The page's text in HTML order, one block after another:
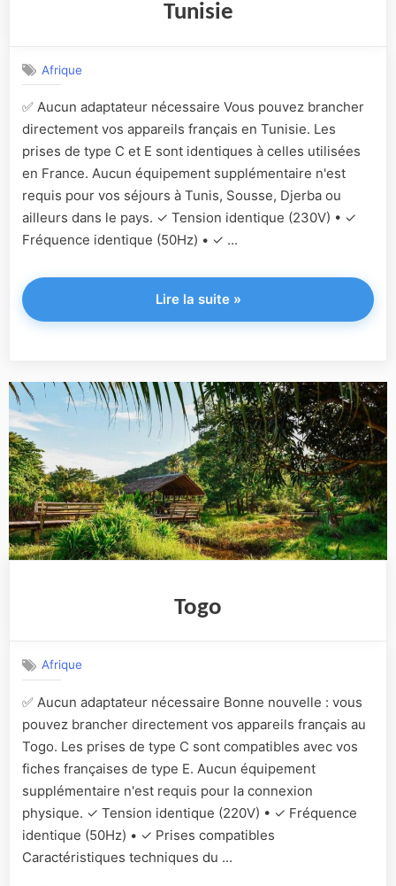
Tunisie
Afrique
✅ Aucun adaptateur nécessaire Vous pouvez brancher
directement vos appareils français en Tunisie. Les
prises de type C et E sont identiques à celles utilisées
en France. Aucun équipement supplémentaire n'est
requis pour vos séjours à Tunis, Sousse, Djerba ou
ailleurs dans le pays. ✓ Tension identique (230V) • ✓
Fréquence identique (50Hz) • ✓ ...
Lire la suite"Tunisie"
»
Togo
Afrique
✅ Aucun adaptateur nécessaire Bonne nouvelle : vous
pouvez brancher directement vos appareils français au
Togo. Les prises de type C sont compatibles avec vos
fiches françaises de type E. Aucun équipement
supplémentaire n'est requis pour la connexion
physique. ✓ Tension identique (220V) • ✓ Fréquence
identique (50Hz) • ✓ Prises compatibles
Caractéristiques techniques du ...